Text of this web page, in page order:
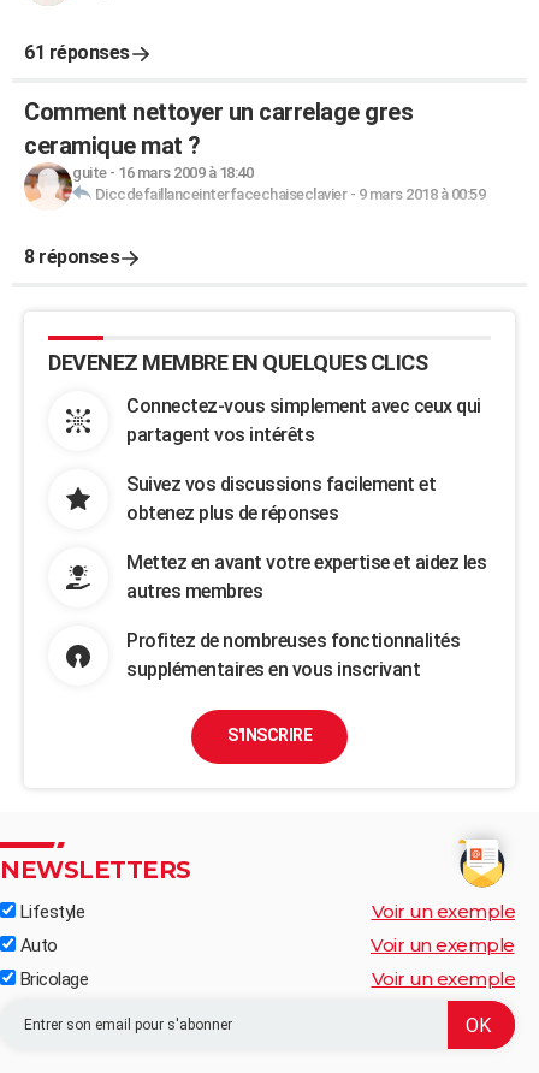
61 réponses
Comment nettoyer un carrelage gres
ceramique mat ?
guite- 16 mars 2009 à 18:40
Diccdefaillanceinterfacechaiseclavier- 9 mars 2018 à 00:59
8 réponses
DEVENEZ MEMBRE EN QUELQUES CLICS
Connectez-vous simplement avec ceux qui
partagent vos intérêts
Suivez vos discussions facilement et
obtenez plus de réponses
Mettez en avant votre expertise et aidez les
autres membres
Profitez de nombreuses fonctionnalités
supplémentaires en vous inscrivant
S'INSCRIRE
NEWSLETTERS
Lifestyle Voir un exemple
Auto Voir un exemple
Bricolage Voir un exemple